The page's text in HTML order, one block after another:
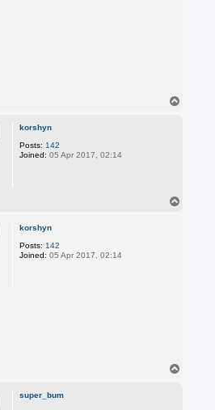
korshyn
Posts: 142
Joined: 05 Apr 2017, 02:14
korshyn
Posts: 142
Joined: 05 Apr 2017, 02:14
super_bum